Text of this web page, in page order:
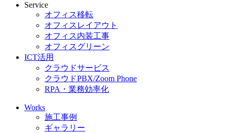
Service
オフィス移転
オフィスレイアウト
オフィス内装工事
オフィスグリーン
ICT活用
クラウドサービス
クラウドPBX/Zoom Phone
RPA・業務効率化
Works
施工事例
ギャラリー